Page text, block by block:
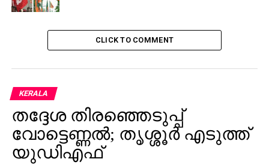
CLICK TO COMMENT
KERALA
തദ്ദേശ തിരഞ്ഞെടുപ്പ്
വോട്ടെണ്ണല്‍; തൃശ്ശൂര്‍ എടുത്ത്
യുഡിഎഫ്